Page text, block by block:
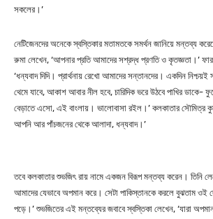
সকলের।’
নেটিজেনদের অনেকে স্বস্তিকার মতামতকে সমর্থন জানিয়ে মন্তব্য
রুমা লেখেন, ‘আপনার প্রতি আমাদের সশ্রদ্ধ প্রণতি ও কৃতজ্ঞতা।’
‘ধন্যবাদ দিদি। প্রার্থনায় রেখো আমাদের সন্তানদের। একদিন
থেমে যাবে, আকাশ আবার নীল হবে, চারিদিক ভরে উঠবে পাখির ডাকে-
বেড়াতে এসো, এই বাংলায়। ভালোবাসা রইল।’ কলকাতার সৌমিত্র
আপনি আর পাঁচজনের থেকে আলাদা, ধন্যবাদ।’
তবে কলকাতার শুভজিৎ রায় নামে একজন বিরূপ মন্তব্য করেন। তিনি
আমাদের যেভাবে অপমান করে। সেটা পাকিস্তানকে করলে বুঝতাম ওই
পড়ে।’ শুভজিতের এই মন্তব্যের জবাবে স্বস্তিকা লেখেন, ‘যারা